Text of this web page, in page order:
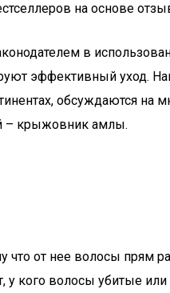
на основе
в
эффективный уход.
обсуждаются на
– крыжовник амлы.
что от нее волосы прям
у кого волосы убитые